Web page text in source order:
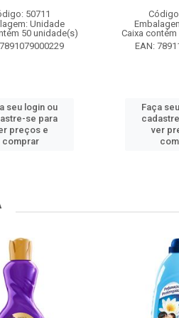
50711
Unidade
50 unidade(s)
seu login ou
se para
preços e
comprar
Caixa
EAN:
Faça
ver